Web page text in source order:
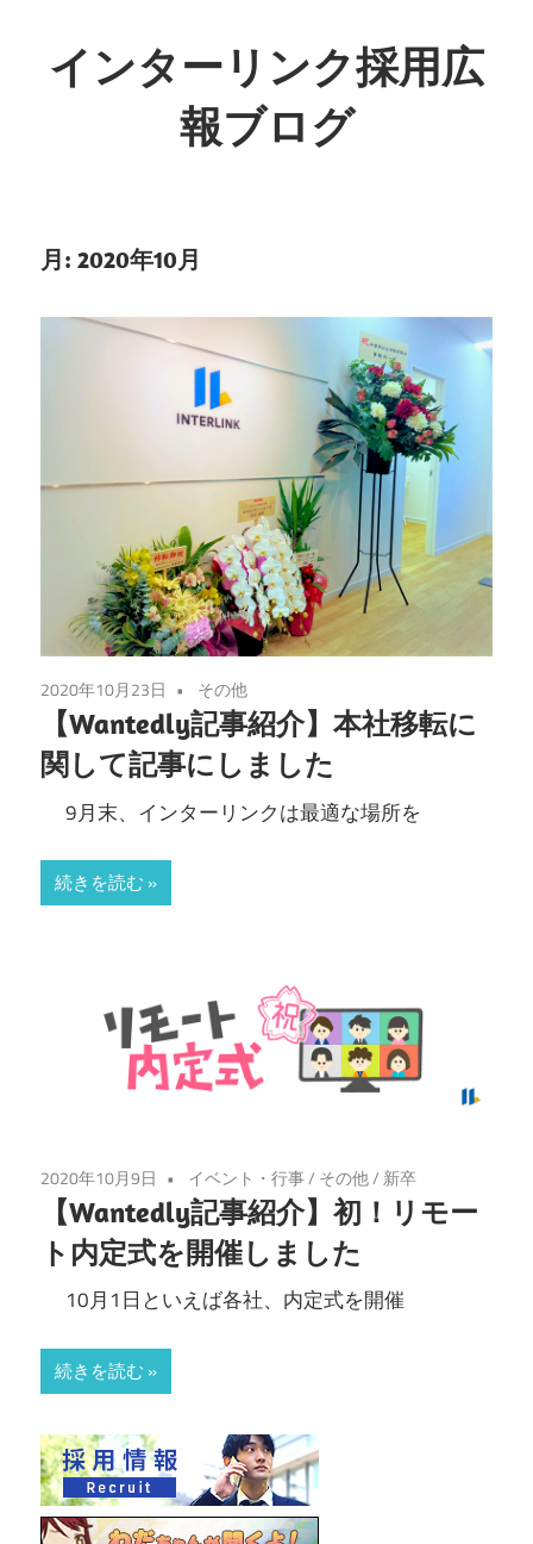
インターリンク採用広
報ブログ
月: 2020年10月
2020年10月23日 その他
【Wantedly記事紹介】本社移転に
関して記事にしました
9月末、インターリンクは最適な場所を
続きを読む
2020年10月9日 イベント・行事/ その他/ 新卒
【Wantedly記事紹介】初！リモー
ト内定式を開催しました
10月1日といえば各社、内定式を開催
続きを読む